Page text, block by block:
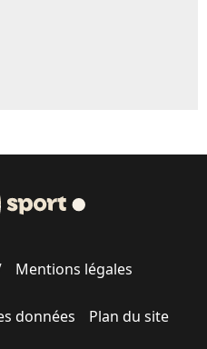
Mentions légales
données Plan du site